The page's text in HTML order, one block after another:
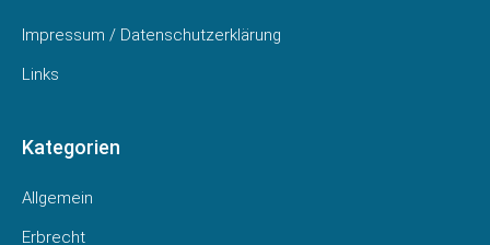
Impressum / Datenschutzerklärung
Links
Kategorien
Allgemein
Erbrecht